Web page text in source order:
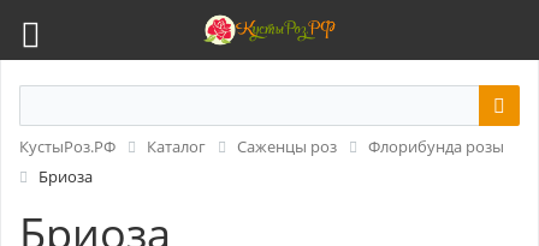
КустыРоз.РФ Каталог Саженцы роз
Флорибунда розы
Бриоза
Бриоза